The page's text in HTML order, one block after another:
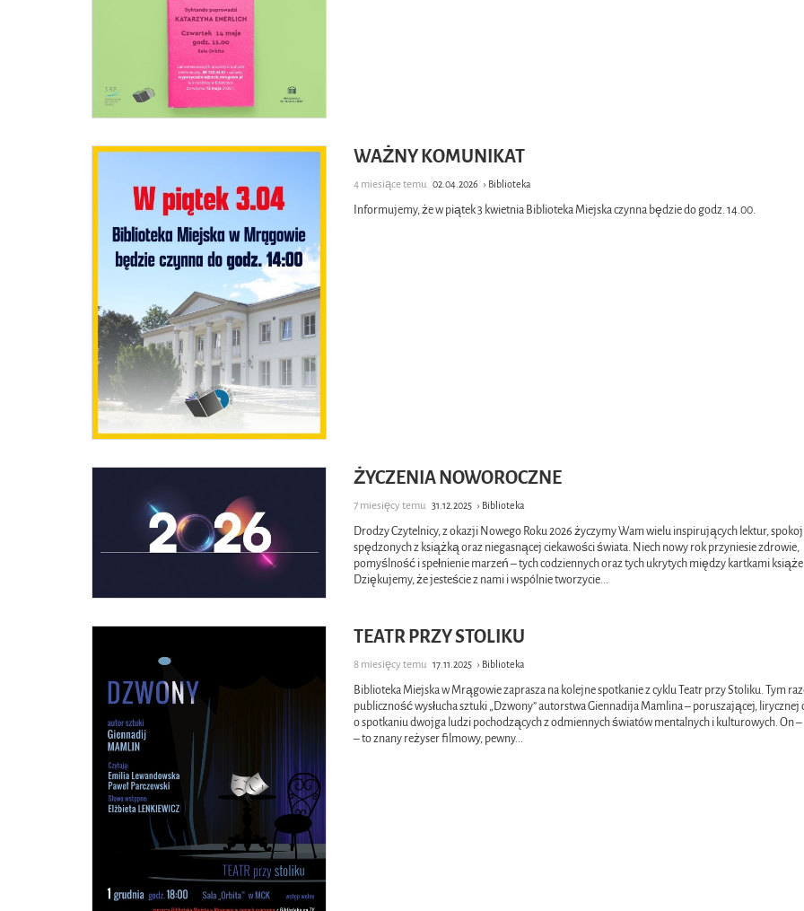
WAŻNY KOMUNIKAT
4 miesiące temu 02.04.2026› Biblioteka
Informujemy, że w piątek 3 kwietnia Biblioteka Miejska czynna będzie do godz. 14.00.
ŻYCZENIA NOWOROCZNE
7 miesięcy temu 31.12.2025› Biblioteka
Drodzy Czytelnicy, z okazji Nowego Roku 2026 życzymy Wam wielu inspirujących lektur,
spędzonych z książką oraz niegasnącej ciekawości świata. Niech nowy rok przyniesie zdrowie,
pomyślność i spełnienie marzeń – tych codziennych oraz tych ukrytych między kartkami
Dziękujemy, że jesteście z nami i wspólnie tworzycie
TEATR PRZY STOLIKU
8 miesięcy temu 17.11.2025› Biblioteka
Biblioteka Miejska w Mrągowie zaprasza na kolejne spotkanie z cyklu Teatr przy Stoliku. Tym
publiczność wysłucha sztuki „Dzwony” autorstwa Giennadija Mamlina – poruszającej, lirycznej
o spotkaniu dwojga ludzi pochodzących z odmiennych światów mentalnych i kulturowych. On
– to znany reżyser filmowy, pewny...